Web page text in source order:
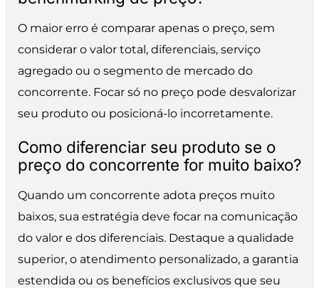
O maior erro é comparar apenas o preço, sem
considerar o valor total, diferenciais, serviço
agregado ou o segmento de mercado do
concorrente. Focar só no preço pode desvalorizar
seu produto ou posicioná-lo incorretamente.
Como diferenciar seu produto se o
preço do concorrente for muito baixo?
Quando um concorrente adota preços muito
baixos, sua estratégia deve focar na comunicação
do valor e dos diferenciais. Destaque a qualidade
superior, o atendimento personalizado, a garantia
estendida ou os benefícios exclusivos que seu